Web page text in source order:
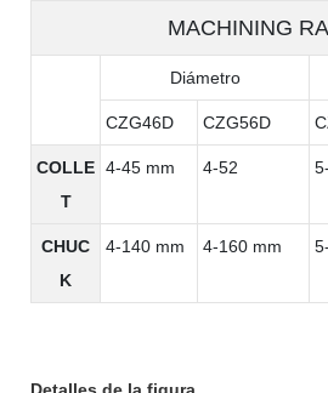
MACHINING
Diámetro
CZG46D CZG56D
COLLE
T
4-45 mm 4-52
CHUC
K
4-140 mm 4-160 mm
Detalles de la figura